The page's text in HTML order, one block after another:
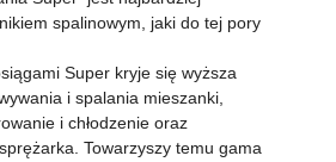
spalinowym, jaki do tej pory
Super kryje się wyższa
i spalania mieszanki,
i chłodzenie oraz
Towarzyszy temu gama